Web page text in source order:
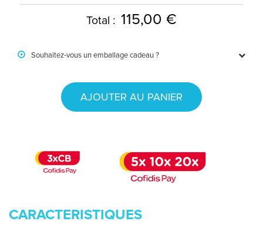
Total : 115,00 €
Souhaitez-vous un emballage cadeau ?
AJOUTER AU PANIER
CARACTERISTIQUES